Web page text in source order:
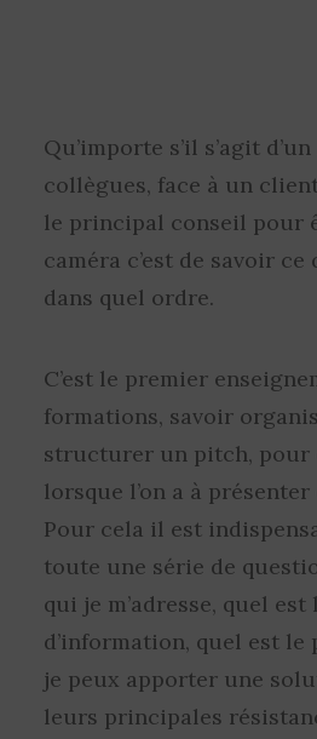
Qu’importe s’il s’agit
collègues, face à un
le principal conseil pour
caméra c’est de savoir ce
dans quel ordre.
C’est le premier
formations, savoir
structurer un pitch, pour
lorsque l’on a à présenter
Pour cela il est
toute une série de
qui je m’adresse, quel est
d’information, quel est le
je peux apporter une
leurs principales